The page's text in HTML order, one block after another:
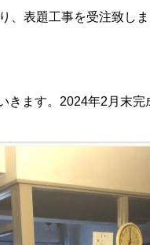
、表題工事を受注致し
ます。2024年2月末完